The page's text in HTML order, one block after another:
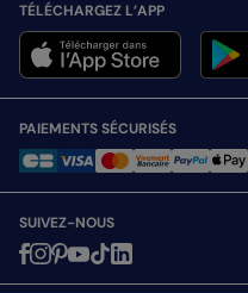
TÉLÉCHARGEZ L’APP
PAIEMENTS SÉCURISÉS
SUIVEZ-NOUS